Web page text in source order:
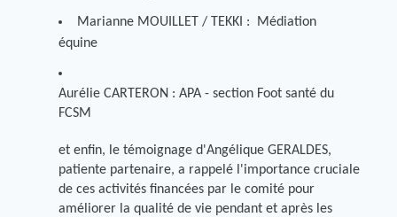
Marianne MOUILLET / TEKKI : Médiation
équine
Aurélie CARTERON : APA - section Foot santé du
FCSM
et enfin, le témoignage d'Angélique GERALDES,
patiente partenaire, a rappelé l'importance cruciale
de ces activités financées par le comité pour
améliorer la qualité de vie pendant et après les